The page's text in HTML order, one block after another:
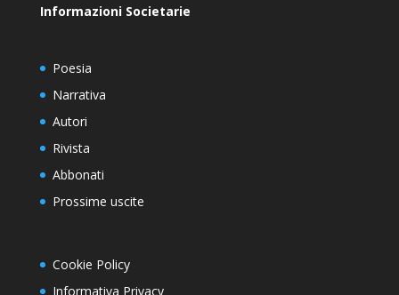
Informazioni Societarie
Poesia
Narrativa
Autori
Rivista
Abbonati
Prossime uscite
Cookie Policy
Informativa Privacy